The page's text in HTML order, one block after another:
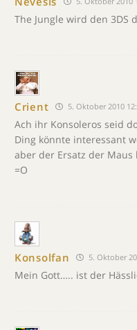
The Jungle wird den 3DS
Crient 5. Oktober 2010
Ach ihr Konsoleros seid
Ding könnte interessant
aber der Ersatz der
=O
Konsolfan 5. Oktober
Mein Gott….. ist der